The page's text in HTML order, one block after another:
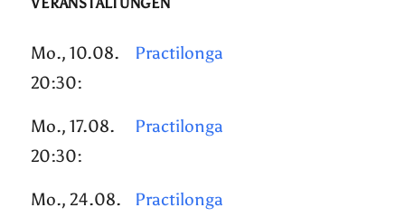
Mo., 10.08.
20:30:
Practilonga
Mo., 17.08.
20:30:
Practilonga
Mo., 24.08.
Practilonga